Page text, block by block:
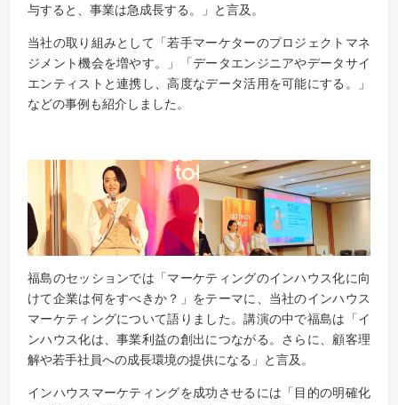
与すると、事業は急成長する。」と言及。
当社の取り組みとして「若手マーケターのプロジェクトマネ
ジメント機会を増やす。」「データエンジニアやデータサイ
エンティストと連携し、高度なデータ活用を可能にする。」
などの事例も紹介しました。
福島のセッションでは「マーケティングのインハウス化に向
けて企業は何をすべきか？」をテーマに、当社のインハウス
マーケティングについて語りました。講演の中で福島は「イ
ンハウス化は、事業利益の創出につながる。さらに、顧客理
解や若手社員への成長環境の提供になる」と言及。
インハウスマーケティングを成功させるには「目的の明確化